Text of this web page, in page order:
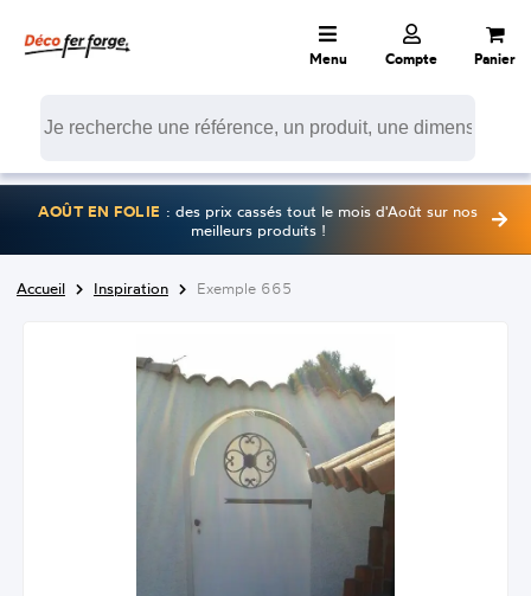
Menu Compte Panier
AOÛT EN FOLIE : des prix cassés tout le mois d'Août sur nos
meilleurs produits !
Accueil Inspiration Exemple 665